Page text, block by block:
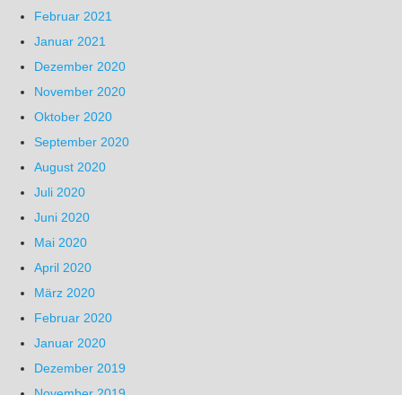
Februar 2021
Januar 2021
Dezember 2020
November 2020
Oktober 2020
September 2020
August 2020
Juli 2020
Juni 2020
Mai 2020
April 2020
März 2020
Februar 2020
Januar 2020
Dezember 2019